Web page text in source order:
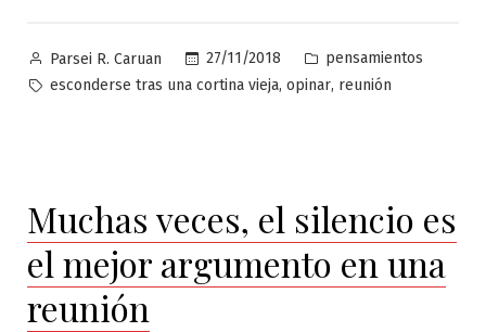
Publicado
por
Parsei R. Caruan 27/11/2018
Publicado
en
pensamientos
Etiquetas:
esconderse tras una cortina vieja, opinar, reunión
Muchas veces, el silencio es
el mejor argumento en una
reunión